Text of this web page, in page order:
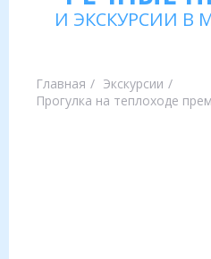
И ЭКСКУРСИИ В
Главная
Экскурсии
Прогулка на теплоходе